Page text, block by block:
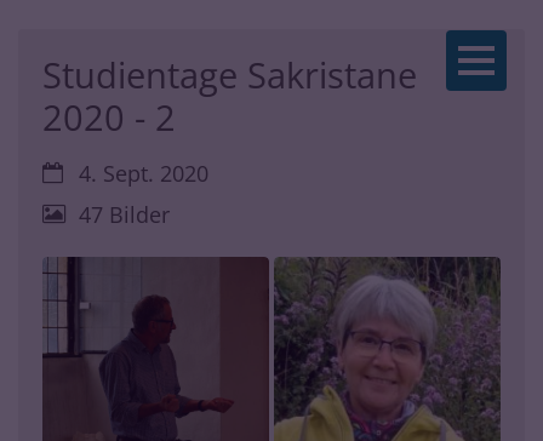
Studientage Sakristane
2020 - 2
Datum:4. Sept. 2020
47 Bilder